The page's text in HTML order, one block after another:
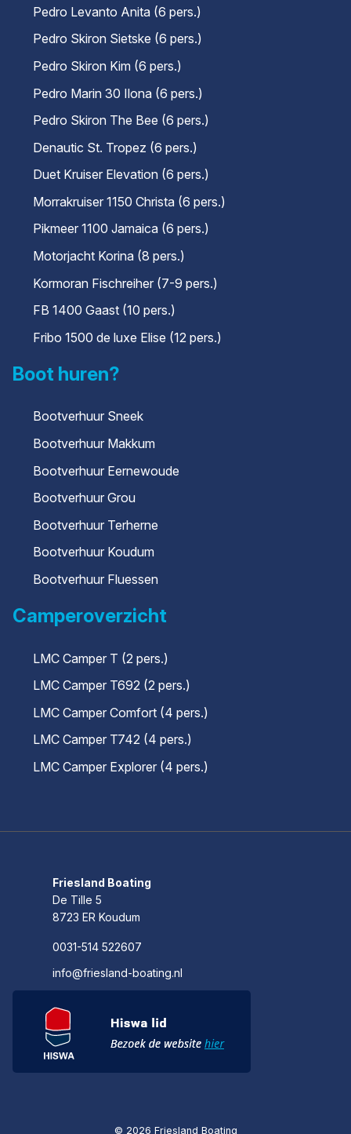
Pedro Levanto Anita (6 pers.)
Pedro Skiron Sietske (6 pers.)
Pedro Skiron Kim (6 pers.)
Pedro Marin 30 Ilona (6 pers.)
Pedro Skiron The Bee (6 pers.)
Denautic St. Tropez (6 pers.)
Duet Kruiser Elevation (6 pers.)
Morrakruiser 1150 Christa (6 pers.)
Pikmeer 1100 Jamaica (6 pers.)
Motorjacht Korina (8 pers.)
Kormoran Fischreiher (7-9 pers.)
FB 1400 Gaast (10 pers.)
Fribo 1500 de luxe Elise (12 pers.)
Boot huren?
Bootverhuur Sneek
Bootverhuur Makkum
Bootverhuur Eernewoude
Bootverhuur Grou
Bootverhuur Terherne
Bootverhuur Koudum
Bootverhuur Fluessen
Camperoverzicht
LMC Camper T (2 pers.)
LMC Camper T692 (2 pers.)
LMC Camper Comfort (4 pers.)
LMC Camper T742 (4 pers.)
LMC Camper Explorer (4 pers.)
Friesland Boating
De Tille 5
8723 ER Koudum
0031-514 522607
info@friesland-boating.nl
© 2026 Friesland Boating